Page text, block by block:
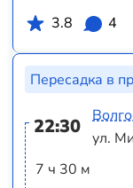
3.8
4
Пересадка в
22:30
7 ч 30 м
ул.